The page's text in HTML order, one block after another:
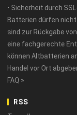
• Sicherheit durch
Batterien dürfen
sind zur Rückgabe
eine fachgerechte
können Altbatterien
Handel vor Ort
FAQ »
RSS